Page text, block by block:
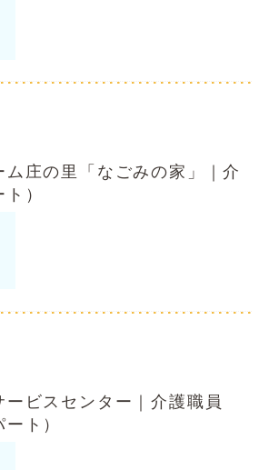
ム庄の里「なごみの家」｜介
）
ービスセンター｜介護職員
ート）